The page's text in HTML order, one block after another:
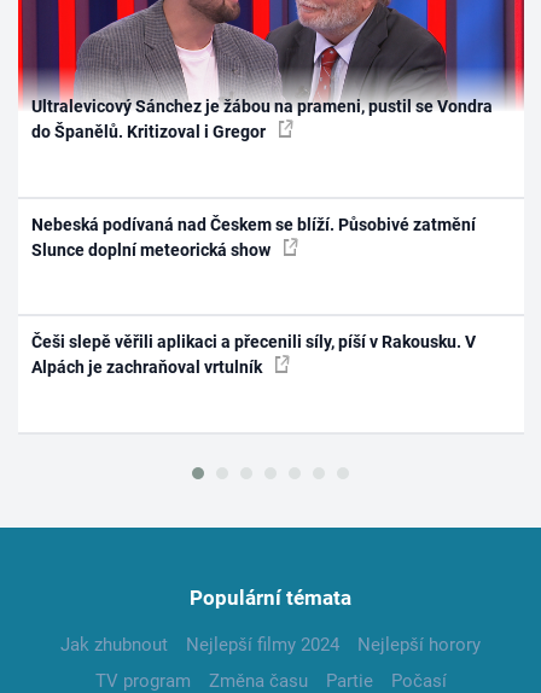
Ultralevicový Sánchez je žábou na prameni, pustil se Vondra
do Španělů. Kritizoval i Gregor
Nebeská podívaná nad Českem se blíží. Působivé zatmění
Slunce doplní meteorická show
Češi slepě věřili aplikaci a přecenili síly, píší v Rakousku. V
Alpách je zachraňoval vrtulník
Populární témata
Jak zhubnout Nejlepší filmy 2024
Nejlepší horory
TV program
Změna času Partie
Počasí